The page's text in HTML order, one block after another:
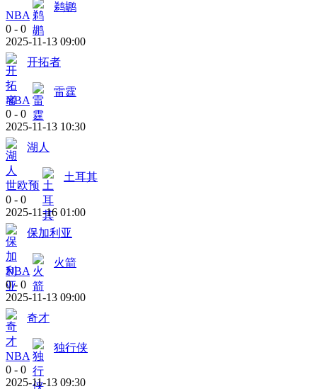
NBA
鹈鹕
0 - 0
2025-11-13 09:00
开拓者
NBA
雷霆
0 - 0
2025-11-13 10:30
湖人
世欧预
土耳其
0 - 0
2025-11-16 01:00
保加利亚
NBA
火箭
0 - 0
2025-11-13 09:00
奇才
NBA
独行侠
0 - 0
2025-11-13 09:30